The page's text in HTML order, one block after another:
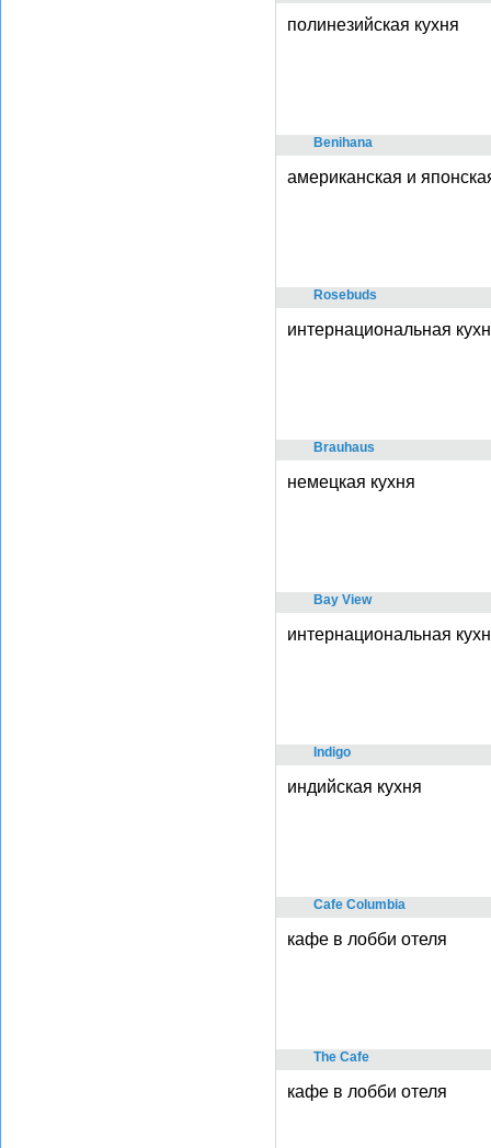
полинезийская кухня
Benihana
американская и
Rosebuds
интернациональная
Brauhaus
немецкая кухня
Bay View
интернациональная
Indigo
индийская кухня
Cafe Columbia
кафе в лобби отеля
The Cafe
кафе в лобби отеля